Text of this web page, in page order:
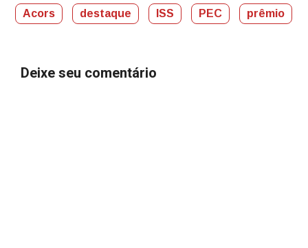
Acors destaque ISS PEC prêmio
Deixe seu comentário